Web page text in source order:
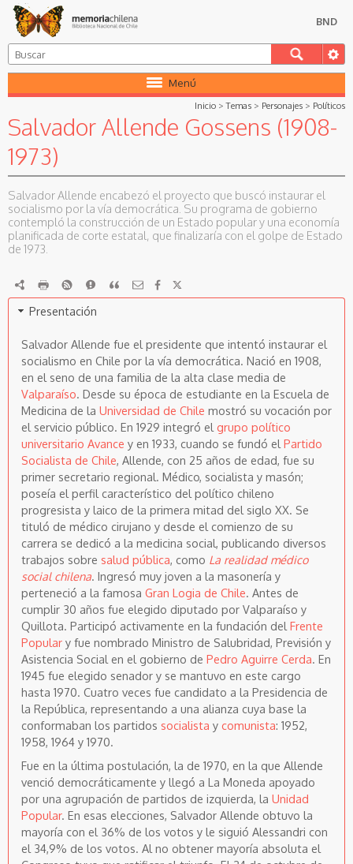
BND
Menú
Inicio >Temas > Personajes > Políticos
Salvador Allende Gossens (1908-
1973)
Salvador Allende encabezó el proyecto que buscó instaurar el
socialismo por la vía democrática. Su programa de gobierno
contempló la construcción de un Estado popular y una economía
planificada de corte estatal, que finalizaría con el golpe de Estado
de 1973.
RDF imprimirRSS ReportarCitar
Presentación
Salvador Allende fue el presidente que intentó instaurar el
socialismo en Chile por la vía democrática. Nació en 1908,
en el seno de una familia de la alta clase media de
Valparaíso. Desde su época de estudiante en la Escuela de
Medicina de la Universidad de Chile mostró su vocación por
el servicio público. En 1929 integró el grupo político
universitario Avance y en 1933, cuando se fundó el Partido
Socialista de Chile, Allende, con 25 años de edad, fue su
primer secretario regional. Médico, socialista y masón;
poseía el perfil característico del político chileno
progresista y laico de la primera mitad del siglo XX. Se
tituló de médico cirujano y desde el comienzo de su
carrera se dedicó a la medicina social, publicando diversos
trabajos sobre salud pública, como La realidad médico
social chilena. Ingresó muy joven a la masonería y
perteneció a la famosa Gran Logia de Chile. Antes de
cumplir 30 años fue elegido diputado por Valparaíso y
Quillota. Participó activamente en la fundación del Frente
Popular y fue nombrado Ministro de Salubridad, Previsión y
Asistencia Social en el gobierno de Pedro Aguirre Cerda. En
1945 fue elegido senador y se mantuvo en este cargo
hasta 1970. Cuatro veces fue candidato a la Presidencia de
la República, representando a una alianza cuya base la
conformaban los partidos socialista y comunista: 1952,
1958, 1964 y 1970.
Fue en la última postulación, la de 1970, en la que Allende
venció democráticamente y llegó a La Moneda apoyado
por una agrupación de partidos de izquierda, la Unidad
Popular. En esas elecciones, Salvador Allende obtuvo la
mayoría con el 36% de los votos y le siguió Alessandri con
el 34,9% de los votos. Al no obtener mayoría absoluta el